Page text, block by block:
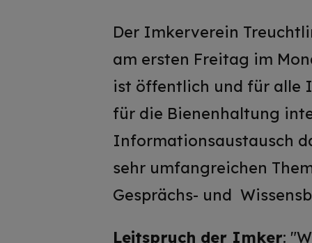
Der Imkerverein
am ersten Freitag im
ist öffentlich und für alle
für die Bienenhaltung
Informationsaustausch
sehr umfangreichen
Gesprächs- und
Leitspruch der Imker: